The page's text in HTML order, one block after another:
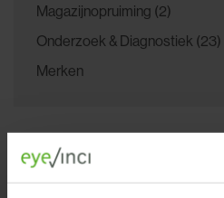
Magazijnopruiming (2)
Onderzoek & Diagnostiek (23)
Merken
TERUG Home >